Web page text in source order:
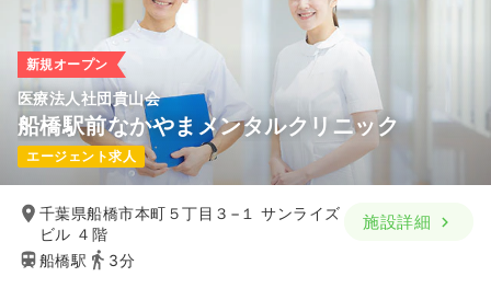
新規オープン
医療法人社団貴山会
船橋駅前なかやまメンタルクリニック
エージェント求人
千葉県船橋市本町５丁目３−１ サンライズ
ビル ４階
船橋駅
3分
施設詳細